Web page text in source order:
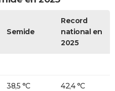
Semide
Record
national en
2025
38,5 °C 42,4 °C